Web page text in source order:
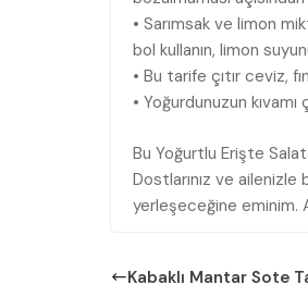
• Sarımsak ve limon
bol kullanın, limon
• Bu tarife çıtır ceviz,
• Yoğurdunuzun
Bu Yoğurtlu Erişte
Dostlarınız ve
yerleşeceğine eminim.
Kabaklı Mantar Sote